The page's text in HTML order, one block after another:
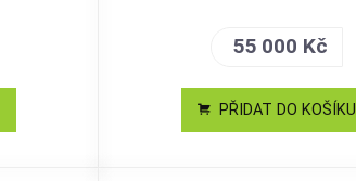
55 000 Kč
PŘIDAT DO KOŠÍKU